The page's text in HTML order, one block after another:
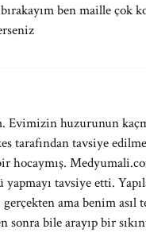
ben maille çok
Evimizin huzurunun
tarafından tavsiye
hocaymış.
tavsiye etti.
ama benim
sonra bile arayıp bir